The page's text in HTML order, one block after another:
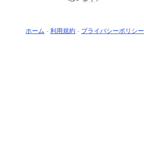
ホーム - 利用規約 - プライバシーポリシー